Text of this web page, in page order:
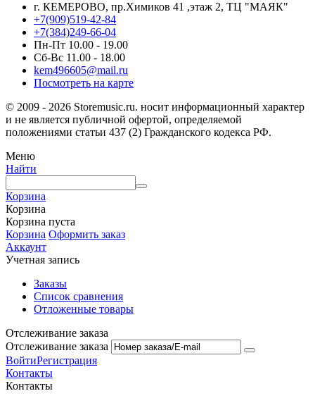
г. КЕМЕРОВО, пр.Химиков 41 ,этаж 2, ТЦ "МАЯК"
+7(909)519-42-84
+7(384)249-66-04
Пн-Пт 10.00 - 19.00
Сб-Вс 11.00 - 18.00
kem496605@mail.ru
Посмотреть на карте
© 2009 - 2026 Storemusic.ru. носит информационный характер
и не является публичной офертой, определяемой
положениями статьи 437 (2) Гражданского кодекса РФ.
Меню
Найти
Корзина
Корзина
Корзина пуста
Корзина Оформить заказ
Аккаунт
Учетная запись
Заказы
Список сравнения
Отложенные товары
Отслеживание заказа
Отслеживание заказа
ВойтиРегистрация
Контакты
Контакты